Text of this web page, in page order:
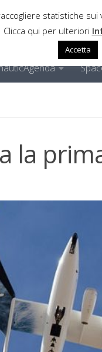
la
statistiche sui
Clicca qui per ulteriori
Accetta